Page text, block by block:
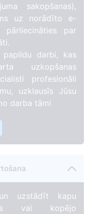
sakopšanas),
uz norādīto e-
par
darbi, kas
uzkopšanas
profesionāli
uzklausīs Jūsu
darba tāmi
uzstādīt kapu
vai kopējo